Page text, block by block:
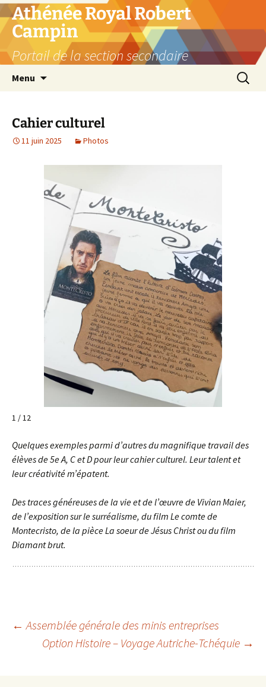
Aller
au
contenu
Athénée Royal Robert
Campin
Portail de la section secondaire
Menu
Cahier culturel
11 juin 2025 Photos
1 / 12
Quelques exemples parmi d’autres du magnifique travail des
élèves de 5e A, C et D pour leur cahier culturel. Leur talent et
leur créativité m’épatent.
Des traces généreuses de la vie et de l’œuvre de Vivian Maier,
de l’exposition sur le surréalisme, du film Le comte de
Montecristo, de la pièce La soeur de Jésus Christ ou du film
Diamant brut.
Navigation
← Assemblée générale des minis entreprises
Option Histoire – Voyage Autriche-Tchéquie →